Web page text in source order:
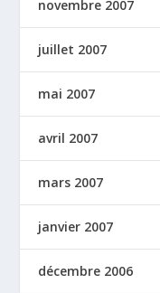
novembre 2007
juillet 2007
mai 2007
avril 2007
mars 2007
janvier 2007
décembre 2006